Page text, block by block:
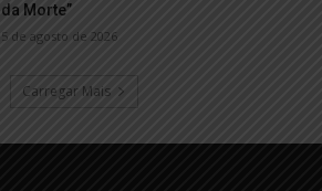
da Morte”
5 de agosto de 2026
Carregar Mais